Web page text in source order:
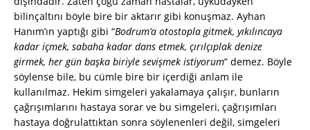
bilinçaltını böyle bire bir aktarır gibi konuşmaz. Ayhan
Hanım’ın yaptığı gibi “Bodrum’a otostopla gitmek, yıkılıncaya
kadar içmek, sabaha kadar dans etmek, çırılçıplak denize
girmek, her gün başka biriyle sevişmek istiyorum” demez. Böyle
söylense bile, bu cümle bire bir içerdiği anlam ile
kullanılmaz. Hekim simgeleri yakalamaya çalışır, bunların
çağrışımlarını hastaya sorar ve bu simgeleri, çağrışımları
hastaya doğrulattıktan sonra söylenenleri değil, simgeleri